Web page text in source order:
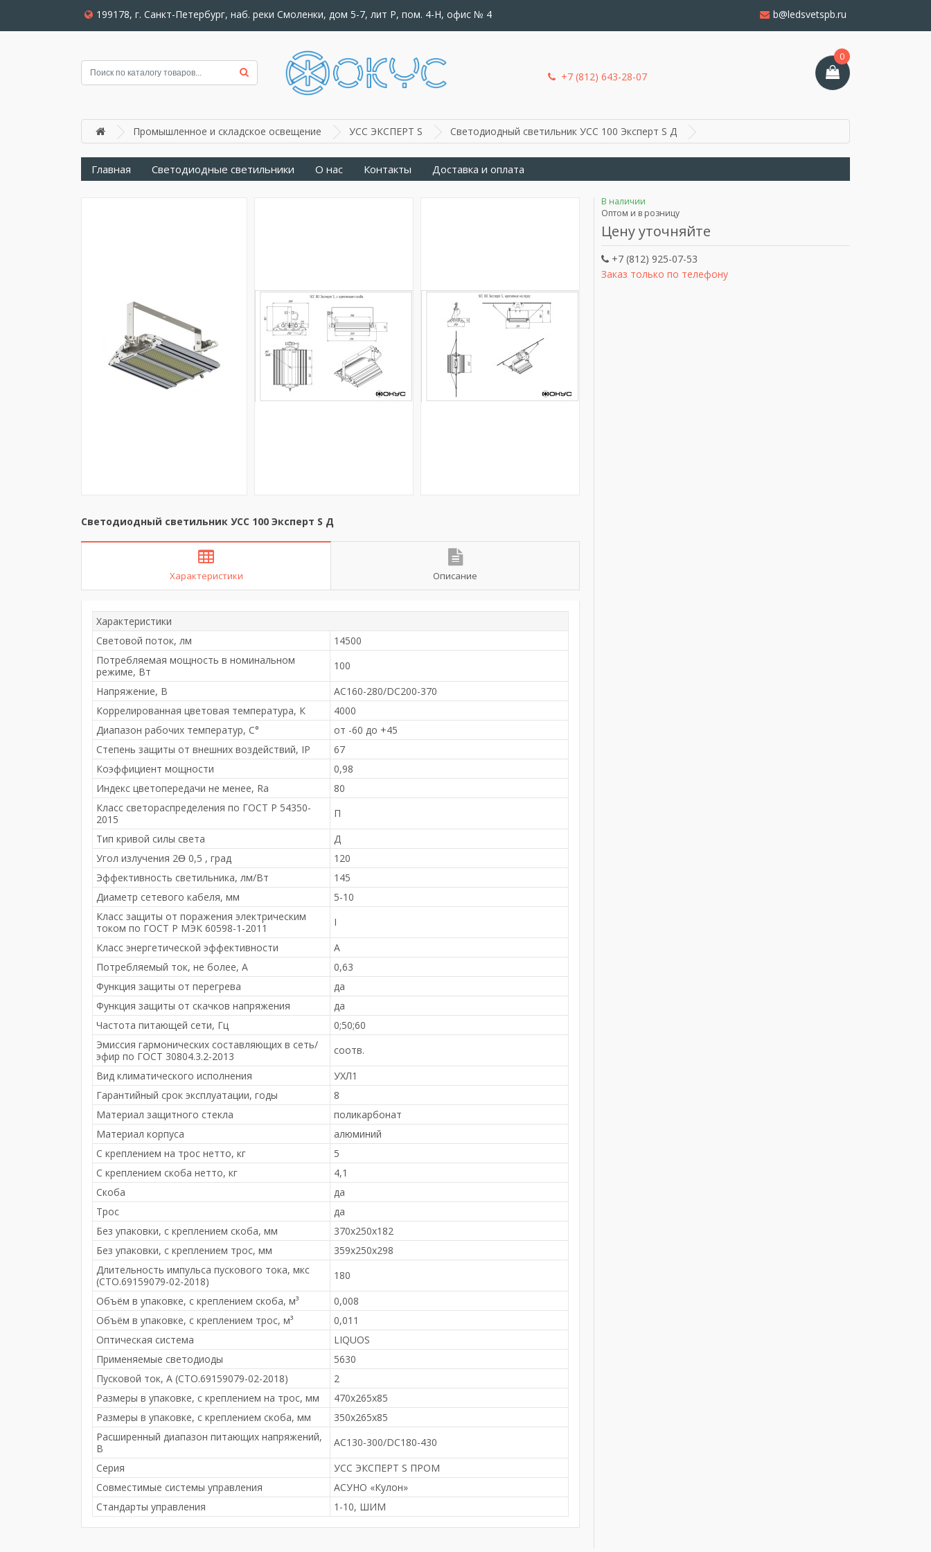
199178, г. Санкт-Петербург, наб. реки Смоленки, дом 5-7, лит Р, пом. 4-Н, офис № 4 b@ledsvetspb.ru
+7 (812) 643-28-07
0
Промышленное и складское освещение УСС ЭКСПЕРТ S Светодиодный светильник УСС 100 Эксперт S Д
Главная Светодиодные светильники О нас Контакты Доставка и оплата
Светодиодный светильник УСС 100 Эксперт S Д
Характеристики Описание
Характеристики
Световой поток, лм
14500
Потребляемая мощность в номинальном
режиме, Вт
100
Напряжение, В
AC160-280/DC200-370
Коррелированная цветовая температура, К
4000
Диапазон рабочих температур, С°
от -60 до +45
Степень защиты от внешних воздействий, IP
67
Коэффициент мощности
0,98
Индекс цветопередачи не менее, Ra
80
Класс светораспределения по ГОСТ Р 54350-
2015
П
Тип кривой силы света
Д
Угол излучения 2Ɵ 0,5 , град
120
Эффективность светильника, лм/Вт
145
Диаметр сетевого кабеля, мм
5-10
Класс защиты от поражения электрическим
током по ГОСТ Р МЭК 60598-1-2011
I
Класс энергетической эффективности
A
Потребляемый ток, не более, A
0,63
Функция защиты от перегрева
да
Функция защиты от скачков напряжения
да
Частота питающей сети, Гц
0;50;60
Эмиссия гармонических составляющих в сеть/
эфир по ГОСТ 30804.3.2-2013
соотв.
Вид климатического исполнения
УХЛ1
Гарантийный срок эксплуатации, годы
8
Материал защитного стекла
поликарбонат
Материал корпуса
алюминий
С креплением на трос нетто, кг
5
С креплением скоба нетто, кг
4,1
Скоба
да
Трос
да
Без упаковки, с креплением скоба, мм
370х250х182
Без упаковки, с креплением трос, мм
359х250х298
Длительность импульса пускового тока, мкс
(СТО.69159079-02-2018)
180
Объём в упаковке, с креплением скоба, м³
0,008
Объём в упаковке, с креплением трос, м³
0,011
Оптическая система
LIQUOS
Применяемые светодиоды
5630
Пусковой ток, А (СТО.69159079-02-2018)
2
Размеры в упаковке, с креплением на трос, мм
470х265х85
Размеры в упаковке, с креплением скоба, мм
350х265х85
Расширенный диапазон питающих напряжений,
В
AC130-300/DC180-430
Серия
УСС ЭКСПЕРТ S ПРОМ
Совместимые системы управления
АСУНО «Кулон»
Стандарты управления
1-10, ШИМ
В наличии
Оптом и в розницу
Цену уточняйте
+7 (812) 925-07-53
Заказ только по телефону